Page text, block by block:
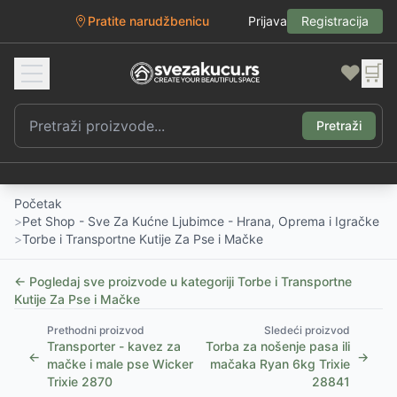
Pratite narudžbenicu Prijava Registracija
❤️ 🛒
Pretraži
Početak
>Pet Shop - Sve Za Kućne Ljubimce - Hrana, Oprema i Igračke
>Torbe i Transportne Kutije Za Pse i Mačke
← Pogledaj sve proizvode u kategoriji Torbe i Transportne
Kutije Za Pse i Mačke
←
Prethodni proizvod
Transporter - kavez za
mačke i male pse Wicker
Trixie 2870
Sledeći proizvod
Torba za nošenje pasa ili
mačaka Ryan 6kg Trixie
28841
→